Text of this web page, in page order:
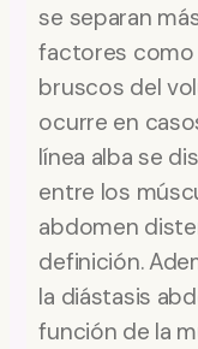
se separan
factores como
bruscos del
ocurre en
línea alba se
entre los
abdomen
definición.
la diástasis
función de la